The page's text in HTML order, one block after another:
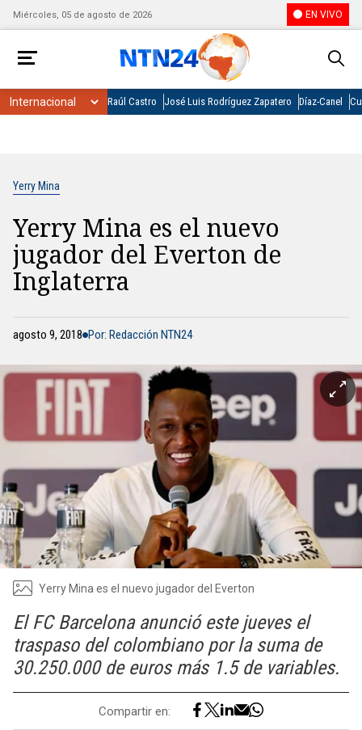
Miércoles, 05 de agosto de 2026 EN VIVO
Raúl Castro José Luis Rodríguez Zapatero Díaz-Canel
Yerry Mina
Yerry Mina es el nuevo
jugador del Everton de
Inglaterra
agosto 9, 2018 Por: Redacción NTN24
Yerry Mina es el nuevo jugador del Everton
El FC Barcelona anunció este jueves el
traspaso del colombiano por la suma de
30.250.000 de euros más 1.5 de variables.
Compartir en: